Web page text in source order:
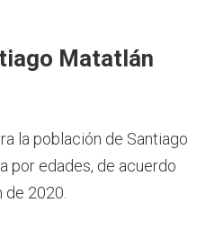
Matatlán
la población de Santiago
por edades, de acuerdo
de 2020.